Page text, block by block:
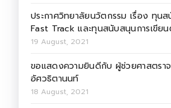
ประกาศวิทยาลัยนวัตกรรม เรื่อง ทุน
Fast Track และทุนสนับสนุนการเขียน
19 August, 2021
ขอแสดงความยินดีกับ ผู้ช่วยศาสตรา
อัศวธิตานนท์
18 August, 2021